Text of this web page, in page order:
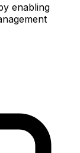
enabling